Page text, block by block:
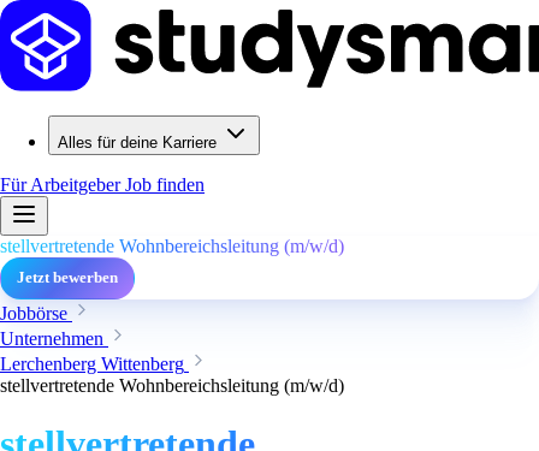
Alles für deine Karriere
Für ArbeitgeberJob finden
stellvertretende Wohnbereichsleitung (m/w/d)
Jetzt bewerben
Jobbörse
Unternehmen
Lerchenberg Wittenberg
stellvertretende Wohnbereichsleitung (m/w/d)